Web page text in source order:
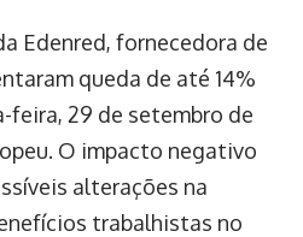
Edenred, fornecedora de
queda de até 14%
feira, 29 de setembro de
O impacto negativo
alterações na
trabalhistas no